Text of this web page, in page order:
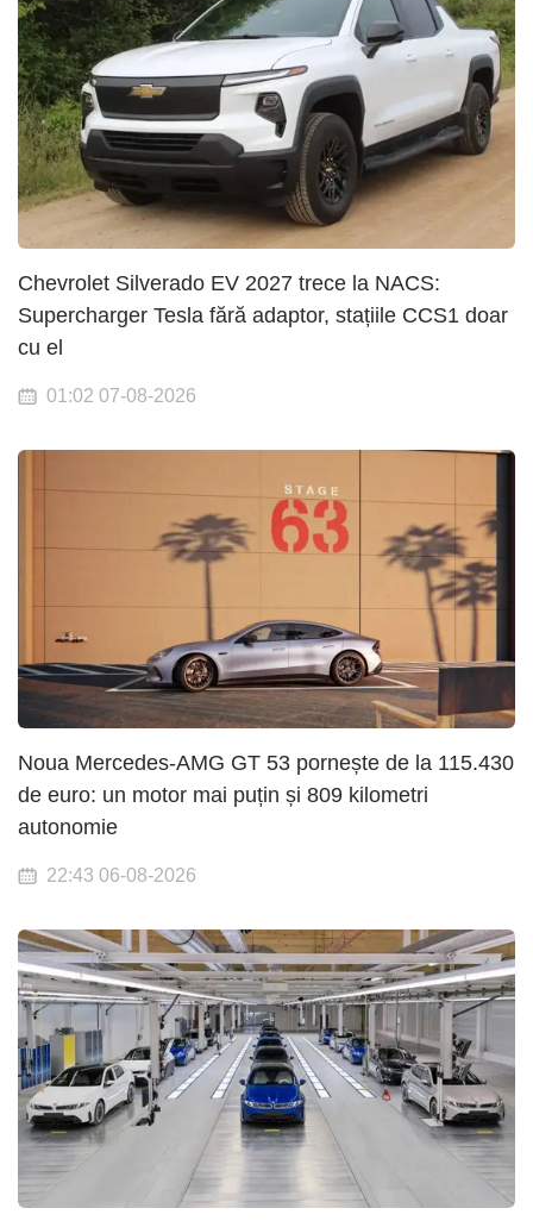
Chevrolet Silverado EV 2027 trece la NACS:
Supercharger Tesla fără adaptor, stațiile CCS1 doar
cu el
01:02 07-08-2026
Noua Mercedes-AMG GT 53 pornește de la 115.430
de euro: un motor mai puțin și 809 kilometri
autonomie
22:43 06-08-2026